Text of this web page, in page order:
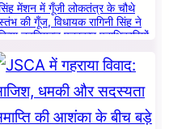
मेंशन में गूँजी लोकतंत्र के चौथे
की गूँज, विधायक रागिनी सिंह ने
नवनियुक्त पत्रकार पदाधिकारियों
सम्मान